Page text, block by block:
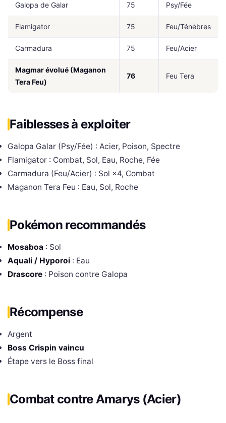
Galopa de Galar 75 Psy/Fée
Flamigator 75 Feu/Ténèbres
Carmadura 75 Feu/Acier
Magmar évolué (Maganon
Tera Feu)
76 Feu Tera
Faiblesses à exploiter
Galopa Galar (Psy/Fée) : Acier, Poison, Spectre
Flamigator : Combat, Sol, Eau, Roche, Fée
Carmadura (Feu/Acier) : Sol ×4, Combat
Maganon Tera Feu : Eau, Sol, Roche
Pokémon recommandés
Mosaboa : Sol
Aquali / Hyporoi : Eau
Drascore : Poison contre Galopa
Récompense
Argent
Boss Crispin vaincu
Étape vers le Boss final
Combat contre Amarys (Acier)